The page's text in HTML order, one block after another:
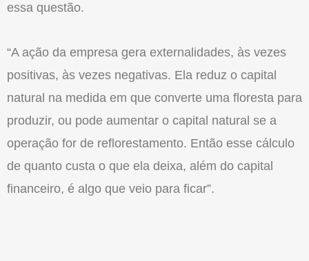
essa questão.
“A ação da empresa gera externalidades, às vezes
positivas, às vezes negativas. Ela reduz o capital
natural na medida em que converte uma floresta para
produzir, ou pode aumentar o capital natural se a
operação for de reflorestamento. Então esse cálculo
de quanto custa o que ela deixa, além do capital
financeiro, é algo que veio para ficar”.